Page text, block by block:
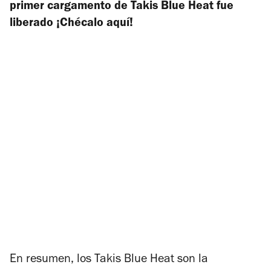
primer cargamento de Takis Blue Heat fue
liberado ¡Chécalo aquí!
En resumen, los Takis Blue Heat son la